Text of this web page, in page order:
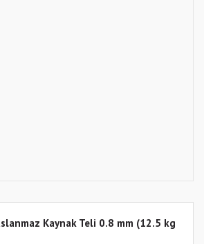
Kaynak Teli 0.8 mm (12.5 kg